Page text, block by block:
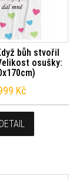
bůh stvořil
osušky:
Kč
DETAIL